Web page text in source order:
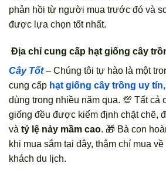
phản hồi từ người mua trước đó và
được lựa chọn tốt nhất.
Địa chỉ cung cấp hạt giống cây
Cây Tốt– Chúng tôi tự hào là một
cung cấp hạt giống cây trồng uy tín,
dùng trong nhiều năm qua. 💯 Tất cả
giống đều được kiểm định chặt chẽ,
và tỷ lệ nảy mầm cao. 🎁 Bà con
khi mua sắm tại đây, thậm chí mua
khách du lịch.